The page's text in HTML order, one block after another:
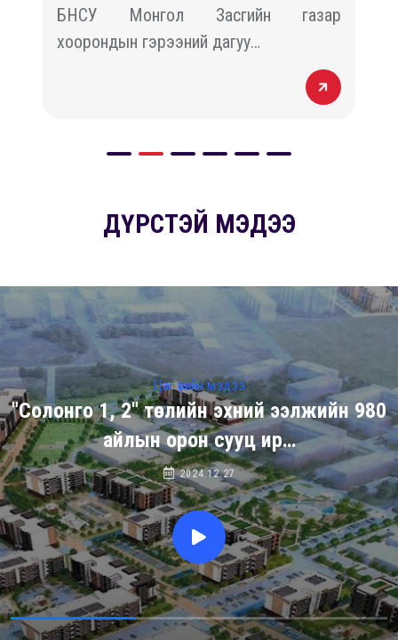
БНСУ Монгол Засгийн газар
хоорондын гэрээний дагуу…
ДҮРСТЭЙ МЭДЭЭ
Цаг үеийн мэдээ
"Солонго 1, 2" төслийн эхний ээлжийн 980
айлын орон сууц ир…
2024.12.27